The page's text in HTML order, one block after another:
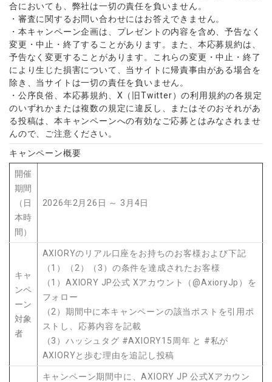
合においても、弊社は一切の責任を負いません。
・審査に関するお問い合わせにはお答えできません。
・本キャンペーン企画は、プレゼントの内容を含め、予告なく
変更・中止・終了することがあります。また、本応募規約は、
予告なく変更することがあります。これらの変更・中止・終了
により生じた損害について、当サイトに帰責事由がある場合を
除き、当サイトは一切の責任を負いません。
・公序良俗、本応募規約、X（旧Twitter）の利用規約の各規定
のいずれかまたは複数の規定に違反し、またはそのおそれがあ
る投稿は、本キャンペーンへの有効なご応募とはみなされませ
んので、ご注意ください。
キャンペーン概要
開催
期間
（日
本時
間）
2026年2月26日 ～ 3月4日
キャ
ンペ
ーン
対象
者
AXIORYのリアル口座をお持ちのお客様および下記
（1）（2）（3）の条件を達成されたお客様
（1）AXIORY JP公式 Xアカウント（@AxioryJp）を
フォロー
（2）期間中に本キャンペーンの該当ポストを引用ポ
ストし、応募内容を記載
（3）ハッシュタグ #AXIORY15周年 と #私が
AXIORYと歩む理由を追記し投稿
キャンペーン期間中に、AXIORY JP 公式Xアカウン